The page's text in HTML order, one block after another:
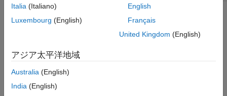
Italia (Italiano)
Luxembourg (English)
English
Français
United Kingdom (English)
アジア太平洋地域
Australia (English)
India (English)